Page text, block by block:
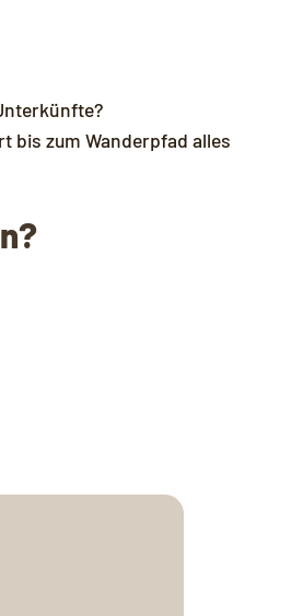
bis zum Wanderpfad alles